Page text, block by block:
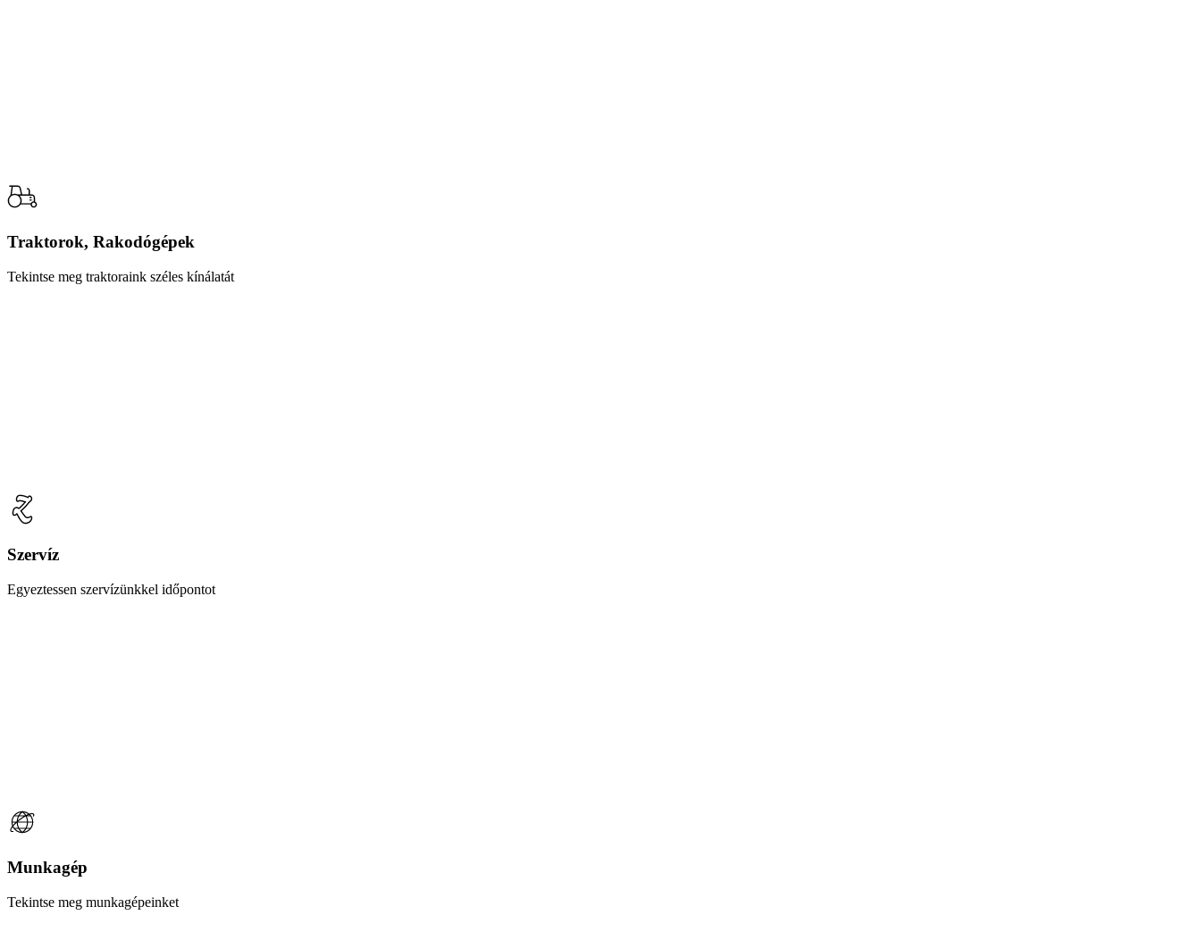
Traktorok, Rakodógépek
Tekintse meg traktoraink széles kínálatát
Szervíz
Egyeztessen szervízünkkel időpontot
Munkagép
Tekintse meg munkagépeinket